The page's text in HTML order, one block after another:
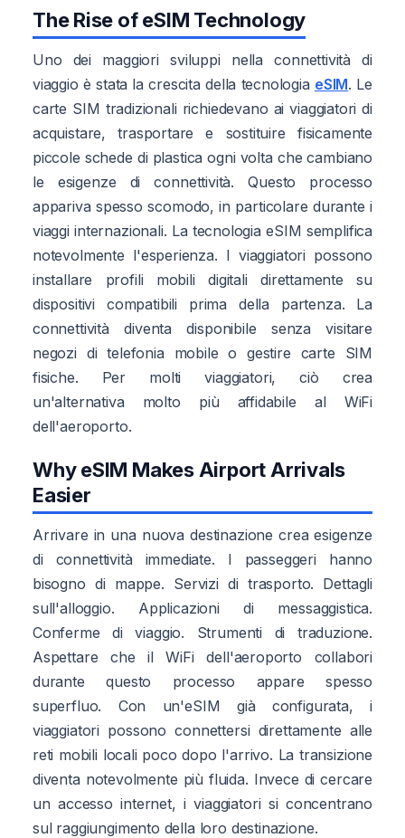
The Rise of eSIM Technology
Uno dei maggiori sviluppi nella connettività di
viaggio è stata la crescita della tecnologia eSIM. Le
carte SIM tradizionali richiedevano ai viaggiatori di
acquistare, trasportare e sostituire fisicamente
piccole schede di plastica ogni volta che cambiano
le esigenze di connettività. Questo processo
appariva spesso scomodo, in particolare durante i
viaggi internazionali. La tecnologia eSIM semplifica
notevolmente l'esperienza. I viaggiatori possono
installare profili mobili digitali direttamente su
dispositivi compatibili prima della partenza. La
connettività diventa disponibile senza visitare
negozi di telefonia mobile o gestire carte SIM
fisiche. Per molti viaggiatori, ciò crea
un'alternativa molto più affidabile al WiFi
dell'aeroporto.
Why eSIM Makes Airport Arrivals
Easier
Arrivare in una nuova destinazione crea esigenze
di connettività immediate. I passeggeri hanno
bisogno di mappe. Servizi di trasporto. Dettagli
sull'alloggio. Applicazioni di messaggistica.
Conferme di viaggio. Strumenti di traduzione.
Aspettare che il WiFi dell'aeroporto collabori
durante questo processo appare spesso
superfluo. Con un'eSIM già configurata, i
viaggiatori possono connettersi direttamente alle
reti mobili locali poco dopo l'arrivo. La transizione
diventa notevolmente più fluida. Invece di cercare
un accesso internet, i viaggiatori si concentrano
sul raggiungimento della loro destinazione.